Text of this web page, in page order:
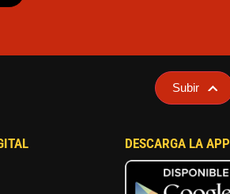
Subir
DESCARGA LA APP